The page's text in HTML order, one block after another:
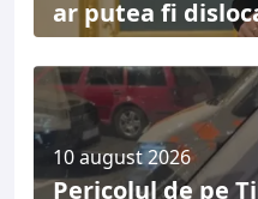
ar putea fi
10 august 2026
Pericolul de pe